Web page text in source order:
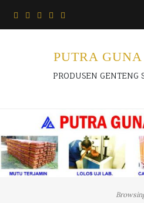
PUTRA
PRODUSEN GENTENG